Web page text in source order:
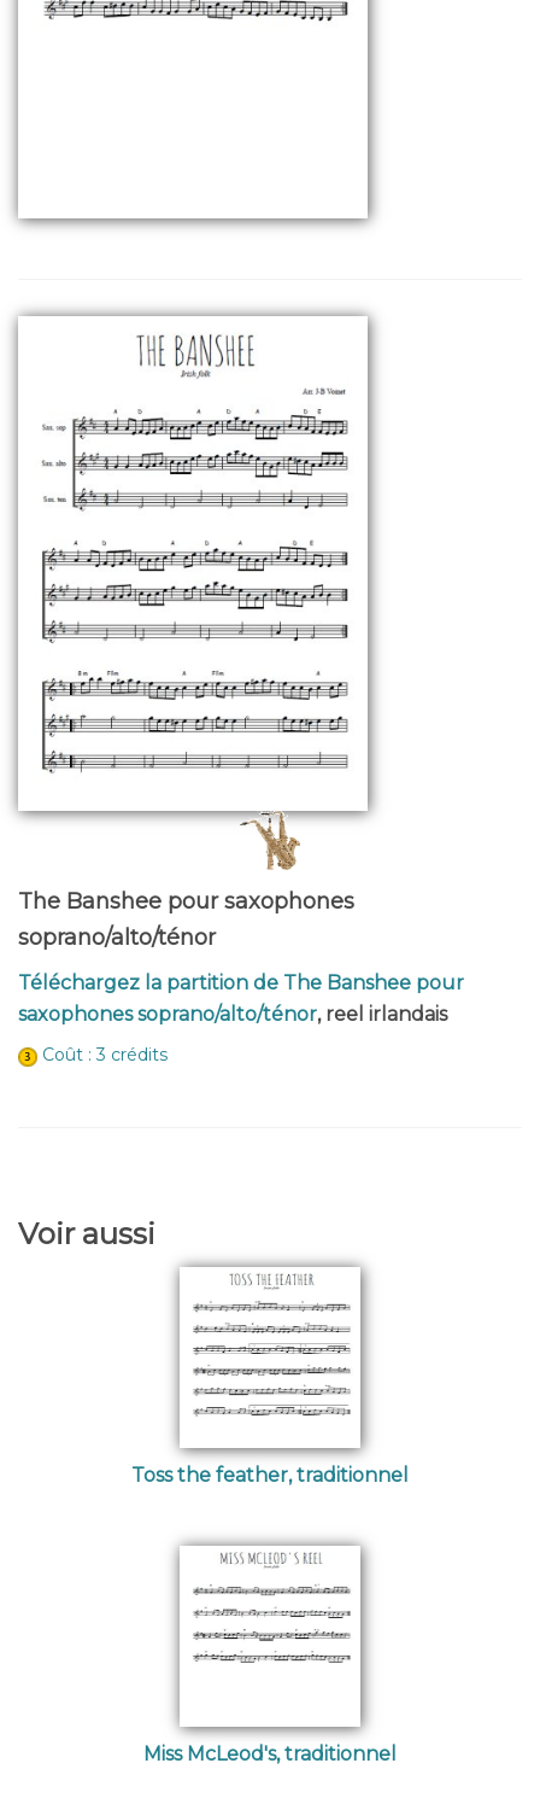
The Banshee pour saxophones
soprano/alto/ténor
Téléchargez la partition de The Banshee pour
saxophones soprano/alto/ténor, reel irlandais
Coût : 3 crédits
Voir aussi
Toss the feather, traditionnel
Miss McLeod's, traditionnel